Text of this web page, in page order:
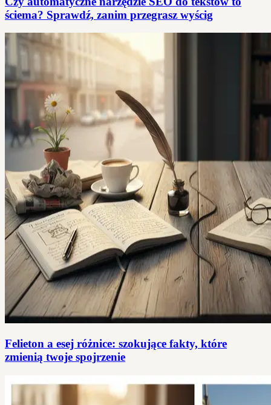
ściema? Sprawdź, zanim przegrasz wyścig
Felieton a esej różnice: szokujące fakty, które
zmienią twoje spojrzenie